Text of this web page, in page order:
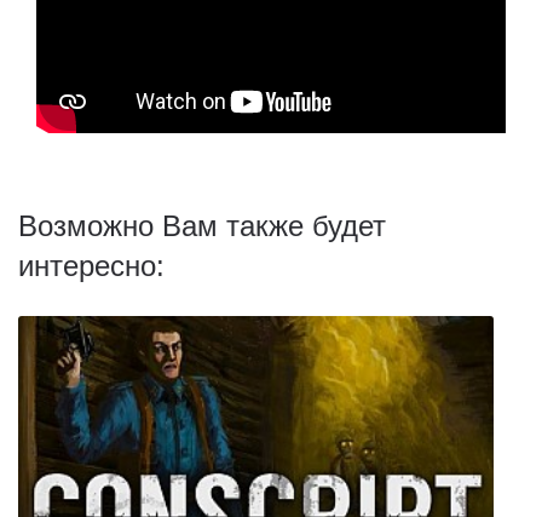
Возможно Вам также будет
интересно: